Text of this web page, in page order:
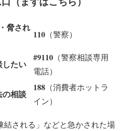
脅され
110 （警察）
したい
#9110 （警察相談専用
電話）
の相談
188 （消費者ホットラ
イン）
結される」などと急かされた場